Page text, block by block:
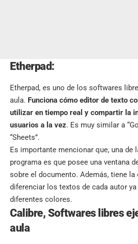
Etherpad:
Etherpad, es uno de los softwares
aula. Funciona cómo editor de texto
utilizar en tiempo real y compartir la
usuarios a la vez. Es muy similar a
“Sheets”.
Es importante mencionar que, una de
programa es que posee una ventana
sobre el documento. Además, tiene la
diferenciar los textos de cada autor
diferentes colores.
Calibre, Softwares libres
aula